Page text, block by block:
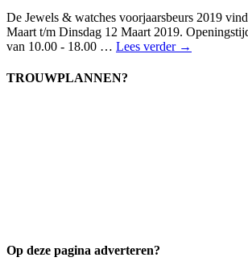
De Jewels & watches voorjaarsbeurs 2019
Maart t/m Dinsdag 12 Maart 2019.
van 10.00 - 18.00 … Lees verder →
TROUWPLANNEN?
Op deze pagina adverteren?